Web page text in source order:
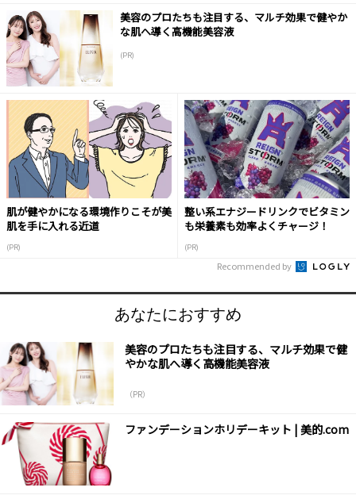
美容のプロたちも注目する、マルチ効果で健やか
な肌へ導く高機能美容液
(PR)
肌が健やかになる環境作りこそが美
肌を手に入れる近道
(PR)
整い系エナジードリンクでビタミン
も栄養素も効率よくチャージ！
(PR)
Recommended by
あなたにおすすめ
美容のプロたちも注目する、マルチ効果で健
やかな肌へ導く高機能美容液
（PR）
ファンデーションホリデーキット | 美的.com